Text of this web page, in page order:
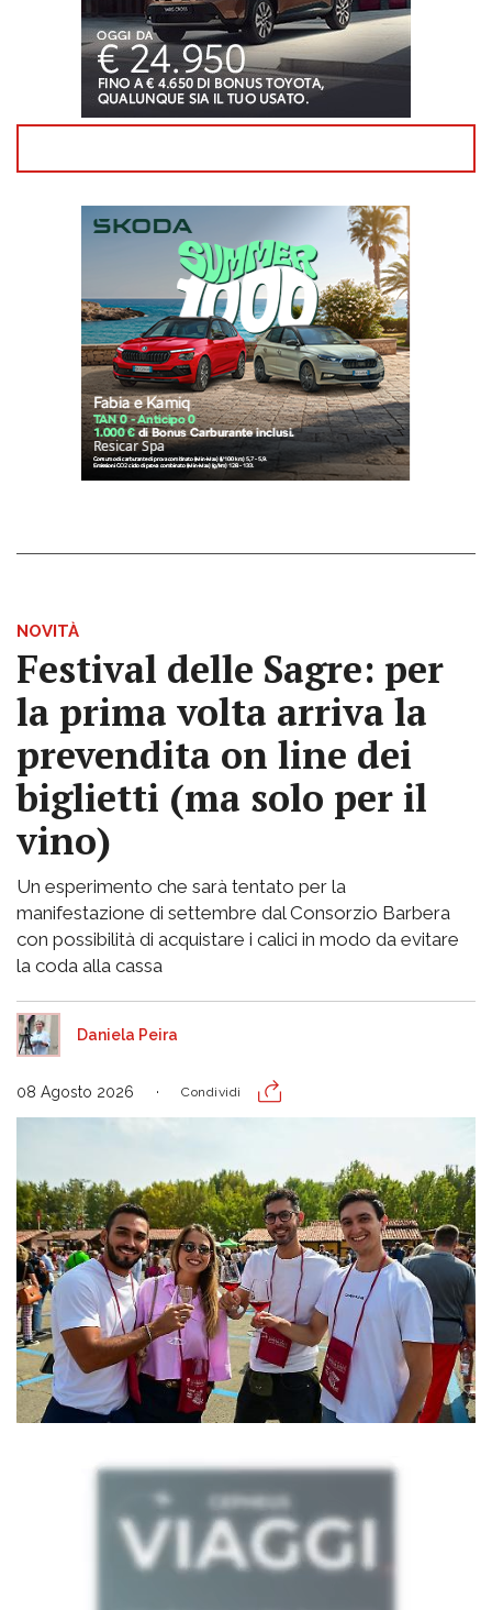
NOVITÀ
Festival delle Sagre: per
la prima volta arriva la
prevendita on line dei
biglietti (ma solo per il
vino)
Un esperimento che sarà tentato per la
manifestazione di settembre dal Consorzio Barbera
con possibilità di acquistare i calici in modo da evitare
la coda alla cassa
Daniela Peira
08 Agosto 2026 Condividi